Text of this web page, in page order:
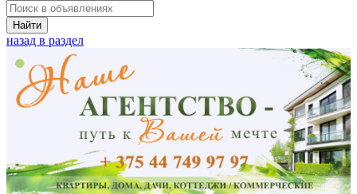
Найти
назад в раздел